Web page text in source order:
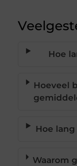
Hoe
Hoeveel
Hoe
Waarom